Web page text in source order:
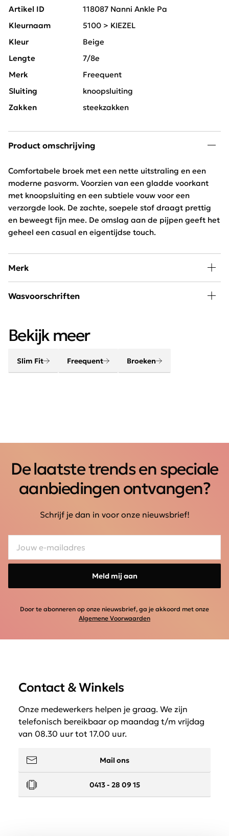
Artikel ID
118087 Nanni Ankle Pa
Kleurnaam
5100 > KIEZEL
Kleur
Beige
Lengte
7/8e
Merk
Freequent
Sluiting
knoopsluiting
Zakken
steekzakken
Product omschrijving
Comfortabele broek met een nette uitstraling en een
moderne pasvorm. Voorzien van een gladde voorkant
met knoopsluiting en een subtiele vouw voor een
verzorgde look. De zachte, soepele stof draagt prettig
en beweegt fijn mee. De omslag aan de pijpen geeft het
geheel een casual en eigentijdse touch.
Merk
Mode, passie en creativiteit staan centraal bij
chique, elegant, stoer en helemaal van deze tijd.
Wasvoorschriften
niet bleken
Bekijk meer
Slim Fit Freequent Broeken
De laatste trends en speciale
aanbiedingen ontvangen?
Schrijf je dan in voor onze nieuwsbrief!
Meld mij aan
Door te abonneren op onze nieuwsbrief, ga je akkoord met onze
Algemene Voorwaarden
Contact & Winkels
Onze medewerkers helpen je graag. We zijn
telefonisch bereikbaar op maandag t/m vrijdag
van 08.30 uur tot 17.00 uur.
Mail ons
0413 - 28 09 15